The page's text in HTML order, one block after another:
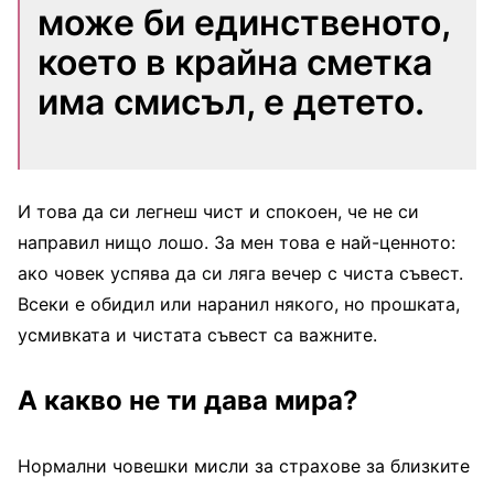
може би единственото,
което в крайна сметка
има смисъл, е детето.
И това да си легнеш чист и спокоен, че не си
направил нищо лошо. За мен това е най-ценното:
ако човек успява да си ляга вечер с чиста съвест.
Всеки е обидил или наранил някого, но прошката,
усмивката и чистата съвест са важните.
А какво не ти дава мира?
Нормални човешки мисли за страхове за близките